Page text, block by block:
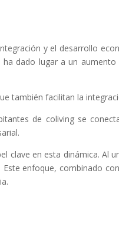
y el desarrollo
dado lugar a un
también facilitan la
de coliving se
clave en esta dinámica. Al
enfoque, combinado